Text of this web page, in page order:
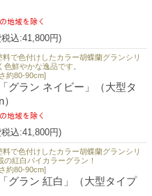
込:41,800円)
料で色付けしたカラー胡蝶蘭グランシリ
鮮やかな逸品です。
約80-90cm]
グラン ネイビー」（大型タ
込:41,800円)
料で色付けしたカラー胡蝶蘭グランシリ
の紅白バイカラーグラン！
約80-90cm]
グラン 紅白」（大型タイプ